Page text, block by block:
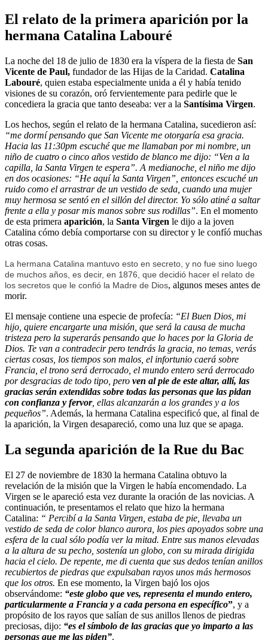
El relato de la primera aparición por la
hermana Catalina Labouré
La noche del 18 de julio de 1830 era la víspera de la fiesta de San
Vicente de Paul, fundador de las Hijas de la Caridad. Catalina
Labouré, quien estaba especialmente unida a él y había tenido
visiones de su corazón, oró fervientemente para pedirle que le
concediera la gracia que tanto deseaba: ver a la Santísima Virgen.
Los hechos, según el relato de la hermana Catalina, sucedieron así:
“me dormí pensando que San Vicente me otorgaría esa gracia.
Hacia las 11:30pm escuché que me llamaban por mi nombre, un
niño de cuatro o cinco años vestido de blanco me dijo: “Ven a la
capilla, la Santa Virgen te espera”. A medianoche, el niño me dijo
en dos ocasiones: “He aquí la Santa Virgen”, entonces escuché un
ruido como el arrastrar de un vestido de seda, cuando una mujer
muy hermosa se sentó en el sillón del director. Yo sólo atiné a saltar
frente a ella y posar mis manos sobre sus rodillas”. En el momento
de esta primera aparición, la Santa Virgen le dijo a la joven
Catalina cómo debía comportarse con su director y le confíó muchas
otras cosas.
La hermana Catalina mantuvo esto en secreto, y no fue sino luego
de muchos años, es decir, en 1876, que decidió hacer el relato de
los secretos que le confió la Madre de Dios, algunos meses antes de
morir.
El mensaje contiene una especie de profecía: “El Buen Dios, mi
hijo, quiere encargarte una misión, que será la causa de mucha
tristeza pero la superarás pensando que lo haces por la Gloria de
Dios. Te van a contradecir pero tendrás la gracia, no temas, verás
ciertas cosas, los tiempos son malos, el infortunio caerá sobre
Francia, el trono será derrocado, el mundo entero será derrocado
por desgracias de todo tipo, pero ven al pie de este altar, allí, las
gracias serán extendidas sobre todas las personas que las pidan
con confianza y fervor, ellas alcanzarán a los grandes y a los
pequeños”. Además, la hermana Catalina especificó que, al final de
la aparición, la Virgen desapareció, como una luz que se apaga.
La segunda aparición de la Rue du Bac
El 27 de noviembre de 1830 la hermana Catalina obtuvo la
revelación de la misión que la Virgen le había encomendado. La
Virgen se le apareció esta vez durante la oración de las novicias. A
continuación, te presentamos el relato que hizo la hermana
Catalina: “ Percibí a la Santa Virgen, estaba de pie, llevaba un
vestido de seda de color blanco aurora, los pies apoyados sobre una
esfera de la cual sólo podía ver la mitad. Entre sus manos elevadas
a la altura de su pecho, sostenía un globo, con su mirada dirigida
hacia el cielo. De repente, me di cuenta que sus dedos tenían anillos
recubiertos de piedras que expulsaban rayos unos más hermosos
que los otros. En ese momento, la Virgen bajó los ojos
observándome: “este globo que ves, representa el mundo entero,
particularmente a Francia y a cada persona en específico”, y a
propósito de los rayos que salían de sus anillos llenos de piedras
preciosas, dijo: “es el símbolo de las gracias que yo imparto a las
personas que me las piden”.